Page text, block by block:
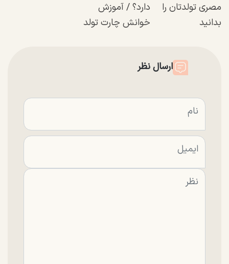
مصری تولدتان را
بدانید
دارد؟ / آموزش
خوانش چارت تولد
ارسال نظر